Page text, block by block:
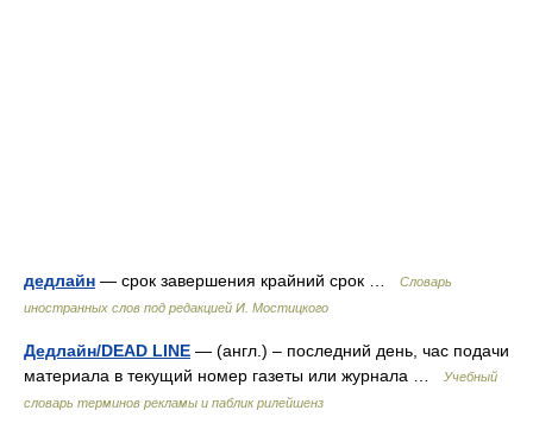
дедлайн — срок завершения крайний срок …
Словарь
иностранных слов под редакцией И. Мостицкого
Дедлайн/DEAD LINE — (англ.) – последний день, час подачи
материала в текущий номер газеты или журнала …
Учебный
словарь терминов рекламы и паблик рилейшенз